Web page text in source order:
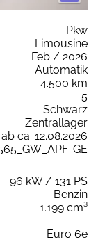
Pkw
Limousine
Feb / 2026
Automatik
4.500 km
5
Schwarz
Zentrallager
ab ca. 12.08.2026
GE
96 kW / 131 PS
Benzin
1.199 cm³
Euro 6e